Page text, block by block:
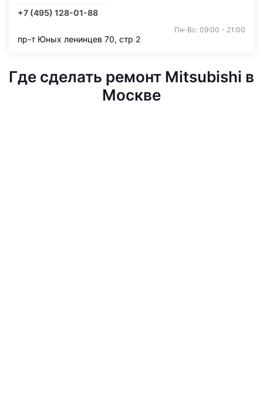
+7 (495) 128-01-88
Пн-Вс: 09:00 - 21:00
пр-т Юных ленинцев 70, стр 2
Где сделать ремонт Mitsubishi в
Москве